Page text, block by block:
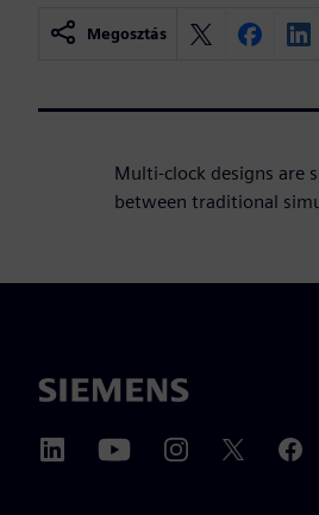
Megosztás
Multi-clock designs are
between traditional